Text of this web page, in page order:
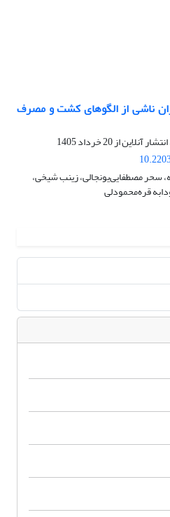
ناشی از الگوهای کشت و مصرف
آنلاین از20 خرداد 1405
سحر مصطفایی‌یونجالی، زینب شیخی،
قره‌محمودلی